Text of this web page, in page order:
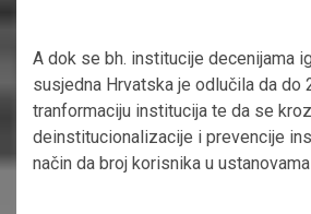
A dok se bh. institucije decenijama
susjedna Hrvatska je odlučila da do
tranformaciju institucija te da se
deinstitucionalizacije i prevencije
način da broj korisnika u